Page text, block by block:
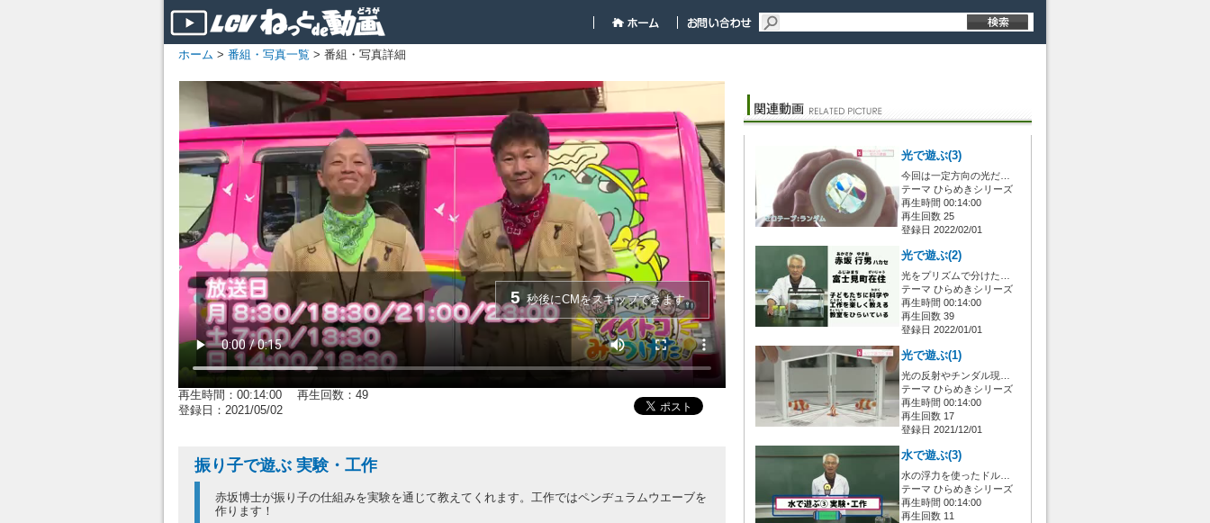
ホーム > 番組・写真一覧 > 番組・写真詳細
5 秒後にCMをスキップできます。
再生時間：00:14:00 再生回数：49
登録日：2021/05/02
振り子で遊ぶ 実験・工作
赤坂博士が振り子の仕組みを実験を通じて教えてくれます。工作ではペンヂュラムウエーブを
作ります！
光で遊ぶ(3)
今回は一定方向の光だ…
テーマ ひらめきシリーズ
再生時間 00:14:00
再生回数 25
登録日 2022/02/01
光で遊ぶ(2)
光をプリズムで分けた…
テーマ ひらめきシリーズ
再生時間 00:14:00
再生回数 39
登録日 2022/01/01
光で遊ぶ(1)
光の反射やチンダル現…
テーマ ひらめきシリーズ
再生時間 00:14:00
再生回数 17
登録日 2021/12/01
水で遊ぶ(3)
水の浮力を使ったドル…
テーマ ひらめきシリーズ
再生時間 00:14:00
再生回数 11